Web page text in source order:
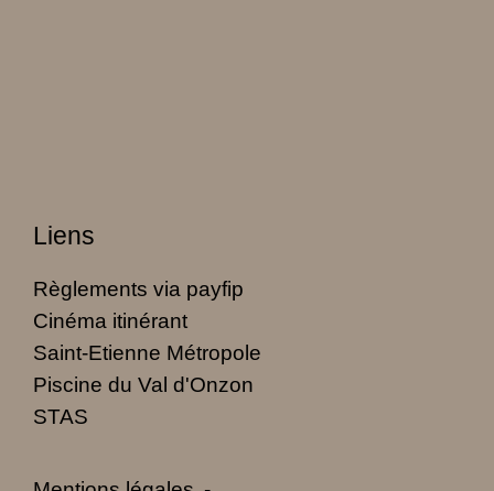
Liens
Règlements via payfip
Cinéma itinérant
Saint-Etienne Métropole
Piscine du Val d'Onzon
STAS